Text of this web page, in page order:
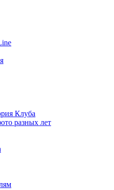
Клуба
разных лет